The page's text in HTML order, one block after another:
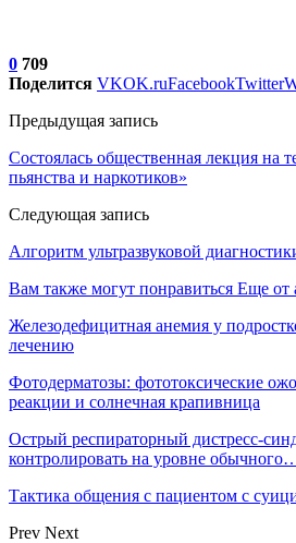
0 709
Поделится VKOK.ruFacebookTwitter
Предыдущая запись
Состоялась общественная лекция
пьянства и наркотиков»
Следующая запись
Алгоритм ультразвуковой
Вам также могут понравиться Еще от
Железодефицитная анемия у
лечению
Фотодерматозы: фототоксические
реакции и солнечная крапивница
Острый респираторный дистресс-
контролировать на уровне
Тактика общения с пациентом с
Prev Next